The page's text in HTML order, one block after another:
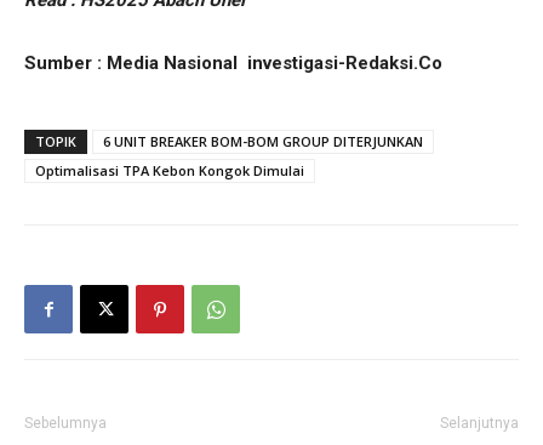
Sumber : Media Nasional investigasi-Redaksi.Co
TOPIK
6 UNIT BREAKER BOM-BOM GROUP DITERJUNKAN
Optimalisasi TPA Kebon Kongok Dimulai
Sebelumnya Selanjutnya